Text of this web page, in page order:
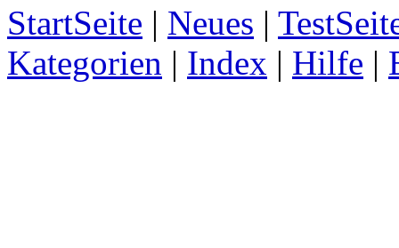
StartSeite | Neues |
Kategorien | Index | Hilfe |